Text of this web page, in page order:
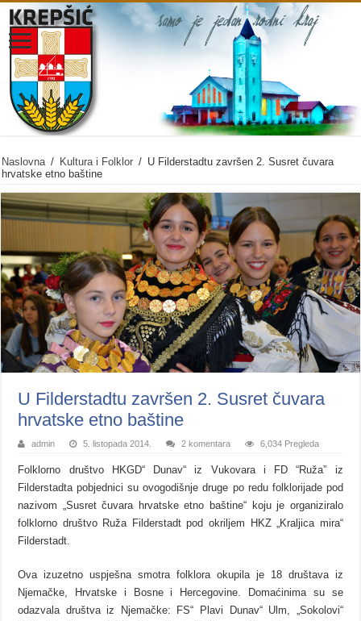
Naslovna / Kultura i Folklor / U Filderstadtu završen 2. Susret čuvara
hrvatske etno baštine
U Filderstadtu završen 2. Susret čuvara
hrvatske etno baštine
admin 5. listopada 2014. 2 komentara 6,034 Pregleda
Folklorno društvo HKGD“ Dunav“ iz Vukovara i FD “Ruža” iz
Filderstadta pobjednici su ovogodišnje druge po redu folklorijade pod
nazivom „Susret čuvara hrvatske etno baštine“ koju je organiziralo
folklorno društvo Ruža Filderstadt pod okriljem HKZ „Kraljica mira“
Filderstadt.
Ova izuzetno uspješna smotra folklora okupila je 18 društava iz
Njemačke, Hrvatske i Bosne i Hercegovine. Domaćinima su se
odazvala društva iz Njemačke: FS“ Plavi Dunav“ Ulm, „Sokolovi“